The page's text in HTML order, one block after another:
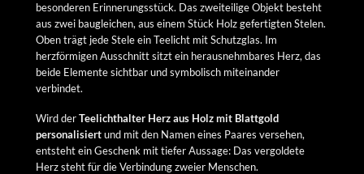
besonderen Erinnerungsstück. Das zweiteilige Objekt besteht
aus zwei baugleichen, aus einem Stück Holz gefertigten Stelen.
Oben trägt jede Stele ein Teelicht mit Schutzglas. Im
herzförmigen Ausschnitt sitzt ein herausnehmbares Herz, das
beide Elemente sichtbar und symbolisch miteinander
verbindet.
Wird derTeelichthalter Herz aus Holz mit Blattgold
personalisiertund mit den Namen eines Paares versehen,
entsteht ein Geschenk mit tiefer Aussage: Das vergoldete
Herz steht für die Verbindung zweier Menschen.